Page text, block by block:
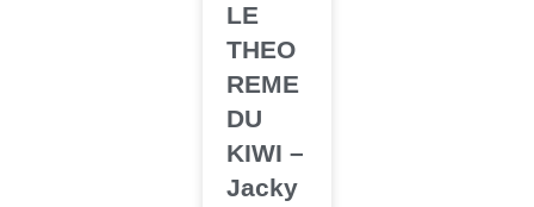
LE
THEO
REME
DU
KIWI –
Jacky